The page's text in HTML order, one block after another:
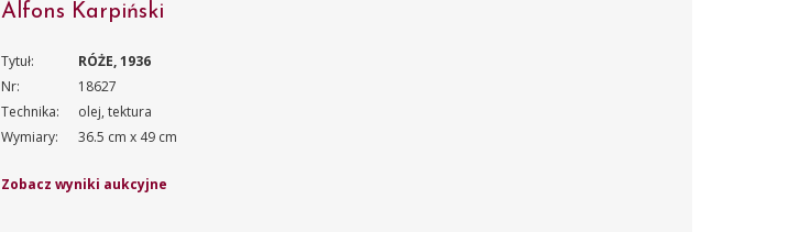
Alfons Karpiński
Tytuł:
RÓŻE, 1936
Nr:
18627
Technika:
olej, tektura
Wymiary:
36.5 cm x 49 cm
Zobacz wyniki aukcyjne